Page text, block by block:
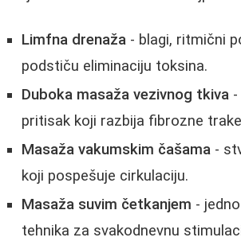
Limfna drenaža - blagi, ritmični
podstiču eliminaciju toksina.
Duboka masaža vezivnog tkiva
pritisak koji razbija fibrozne
Masaža vakumskim čašama -
koji pospešuje cirkulaciju.
Masaža suvim četkanjem -
tehnika za svakodnevnu